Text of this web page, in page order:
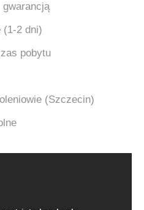
(1-2 dni)
pobytu
(Szczecin)